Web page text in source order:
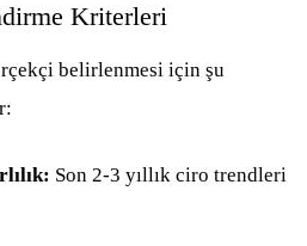
Kriterleri
belirlenmesi için şu
Son 2-3 yıllık ciro trendleri